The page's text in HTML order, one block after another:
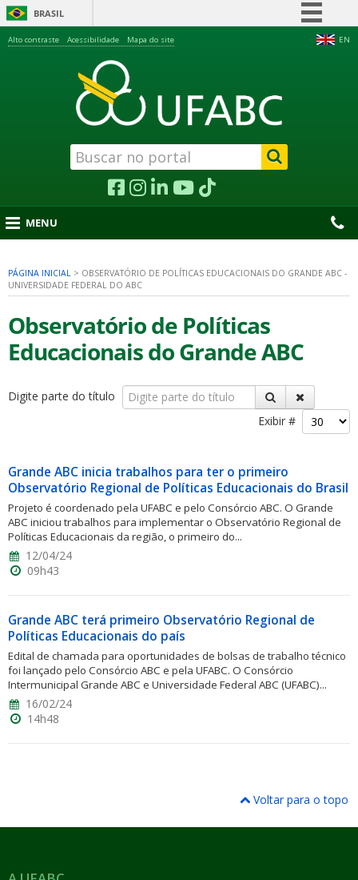
BRASIL
Acesso à informação
Legislação
Canais
EN
Alto contraste Acessibilidade Mapa do site
MENU
PÁGINA INICIAL > OBSERVATÓRIO DE POLÍTICAS EDUCACIONAIS DO GRANDE ABC -
UNIVERSIDADE FEDERAL DO ABC
Observatório de Políticas
Educacionais do Grande ABC
Digite parte do título
Exibir #
Grande ABC inicia trabalhos para ter o primeiro
Observatório Regional de Políticas Educacionais do Brasil
Projeto é coordenado pela UFABC e pelo Consórcio ABC. O Grande
ABC iniciou trabalhos para implementar o Observatório Regional de
Políticas Educacionais da região, o primeiro do...
12/04/24
09h43
Grande ABC terá primeiro Observatório Regional de
Políticas Educacionais do país
Edital de chamada para oportunidades de bolsas de trabalho técnico
foi lançado pelo Consórcio ABC e pela UFABC. O Consórcio
Intermunicipal Grande ABC e Universidade Federal ABC (UFABC)...
16/02/24
14h48
Voltar para o topo